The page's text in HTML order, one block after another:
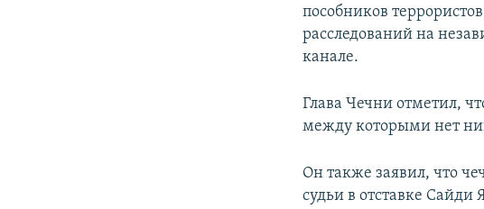
пособников
расследований на
канале.
Глава Чечни отметил,
между которыми нет
Он также заявил, что
судьи в отставке Сайди